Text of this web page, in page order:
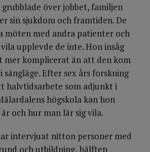
grubblade över jobbet, familjen
sin sjukdom och framtiden. De
möten med andra patienter och
upplevde de inte. Hon insåg
mer komplicerat än att den kom
Efter sex års forskning
halvtidsarbete som adjunkt i
högskola kan hon
och hur man lär sig vila.
intervjuat nitton personer med
och utbildning, hälften